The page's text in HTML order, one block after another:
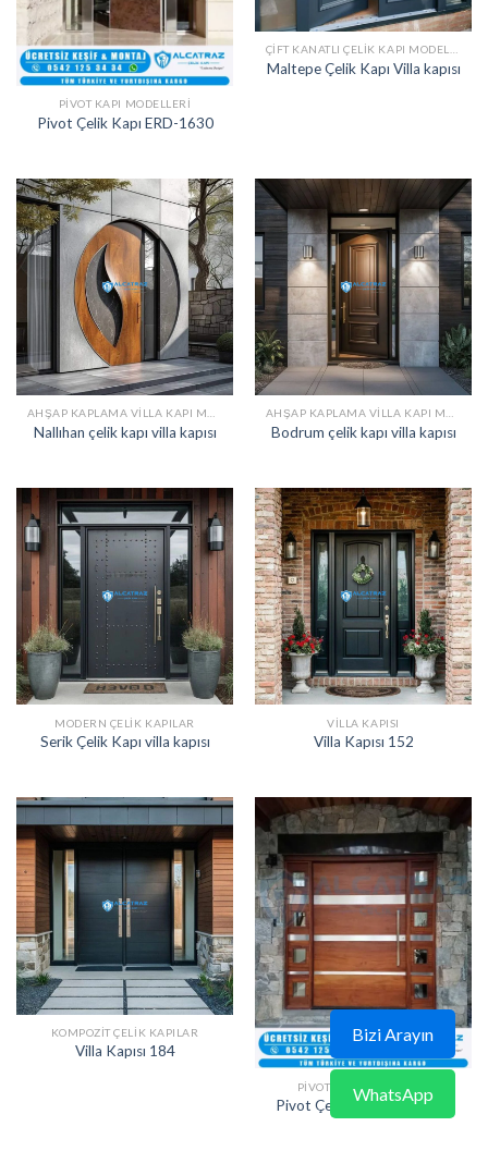
PIVOT KAPI MODELLERI
Pivot Çelik Kapı ERD-1630
Maltepe Çelik Kapı Villa kapısı
AHŞAP KAPLAMA VILLA KAPI MODELLERI
Nallıhan çelik kapı villa kapısı
AHŞAP KAPLAMA VILLA KAPI MODELLERI
Bodrum çelik kapı villa kapısı
MODERN ÇELIK KAPILAR
Serik Çelik Kapı villa kapısı
VILLA KAPISI
Villa Kapısı 152
KOMPOZIT ÇELIK KAPILAR
Villa Kapısı 184
PIVOT KAPI MODELLERI
Pivot Çelik Kapı ERD-1609
Bizi Arayın
WhatsApp